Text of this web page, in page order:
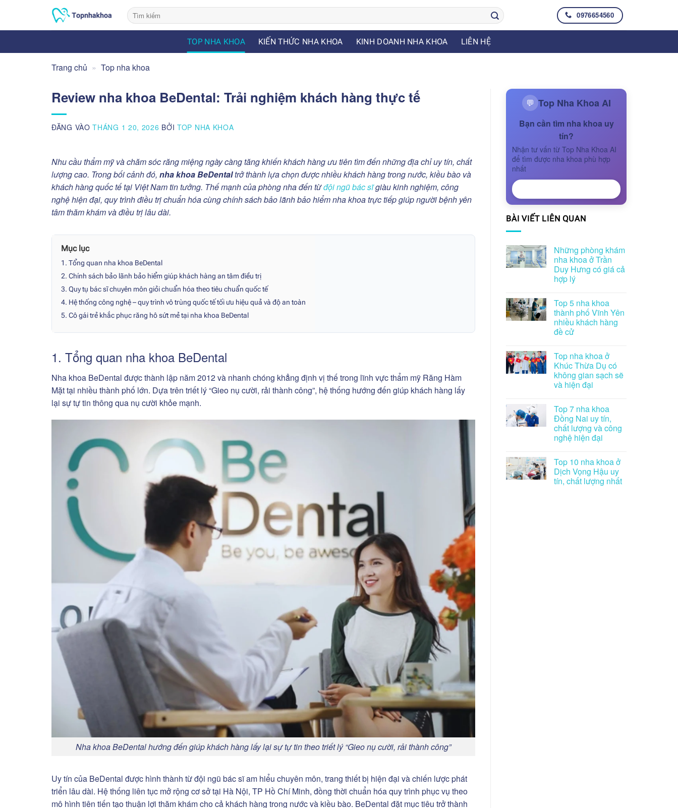
nội
0976654560
TOP NHA KHOA KIẾN THỨC NHA KHOA KINH DOANH NHA KHOA LIÊN HỆ
Trang chủ » Top nha khoa
Review nha khoa BeDental: Trải nghiệm khách hàng thực tế
ĐĂNG VÀOTHÁNG 1 20, 2026 BỞITOP NHA KHOA
Nhu cầu thẩm mỹ và chăm sóc răng miệng ngày càng tăng khiến khách hàng ưu tiên tìm đến những địa chỉ uy tín, chất
lượng cao. Trong bối cảnh đó, nha khoa BeDentaltrở thành lựa chọn được nhiều khách hàng trong nước, kiều bào và
khách hàng quốc tế tại Việt Nam tin tưởng. Thế mạnh của phòng nha đến từđội ngũ bác sĩgiàu kinh nghiệm, công
nghệ hiện đại, quy trình điều trị chuẩn hóa cùng chính sách bảo lãnh bảo hiểm nha khoa trực tiếp giúp người bệnh yên
tâm thăm khám và điều trị lâu dài.
Mục lục
1. Tổng quan nha khoa BeDental
2. Chính sách bảo lãnh bảo hiểm giúp khách hàng an tâm điều trị
3. Quy tụ bác sĩ chuyên môn giỏi chuẩn hóa theo tiêu chuẩn quốc tế
4. Hệ thống công nghệ – quy trình vô trùng quốc tế tối ưu hiệu quả và độ an toàn
5. Cô gái trẻ khắc phục răng hô sứt mẻ tại nha khoa BeDental
1. Tổng quan nha khoa BeDental
Nha khoa BeDental được thành lập năm 2012 và nhanh chóng khẳng định vị thế trong lĩnh vực thẩm mỹ Răng Hàm
Mặt tại nhiều thành phố lớn. Dựa trên triết lý “Gieo nụ cười, rải thành công”, hệ thống hướng đến giúp khách hàng lấy
lại sự tự tin thông qua nụ cười khỏe mạnh.
Nha khoa BeDental hướng đến giúp khách hàng lấy lại sự tự tin theo triết lý “Gieo nụ cười, rải thành công”
Uy tín của BeDental được hình thành từ đội ngũ bác sĩ am hiểu chuyên môn, trang thiết bị hiện đại và chiến lược phát
triển lâu dài. Hệ thống liên tục mở rộng cơ sở tại Hà Nội, TP Hồ Chí Minh, đồng thời chuẩn hóa quy trình phục vụ theo
mô hình tiên tiến tạo thuận lợi thăm khám cho cả khách hàng trong nước và kiều bào. BeDental đặt mục tiêu trở thành
💬 Top Nha Khoa AI
Bạn cần tìm nha khoa uy
tín?
Nhận tư vấn từ Top Nha Khoa AI
để tìm được nha khoa phù hợp
nhất
BÀI VIẾT LIÊN QUAN
Những phòng khám
nha khoa ở Trần
Duy Hưng có giá cả
hợp lý
Top 5 nha khoa
thành phố Vĩnh Yên
nhiều khách hàng
đề cử
Top nha khoa ở
Khúc Thừa Dụ có
không gian sạch sẽ
và hiện đại
Top 7 nha khoa
Đồng Nai uy tín,
chất lượng và công
nghệ hiện đại
Top 10 nha khoa ở
Dịch Vọng Hậu uy
tín, chất lượng nhất